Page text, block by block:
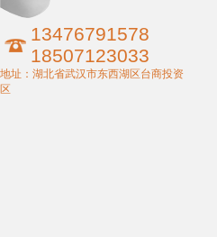
13476791578
18507123033
地址：湖北省武汉市东西湖区台商投资
区